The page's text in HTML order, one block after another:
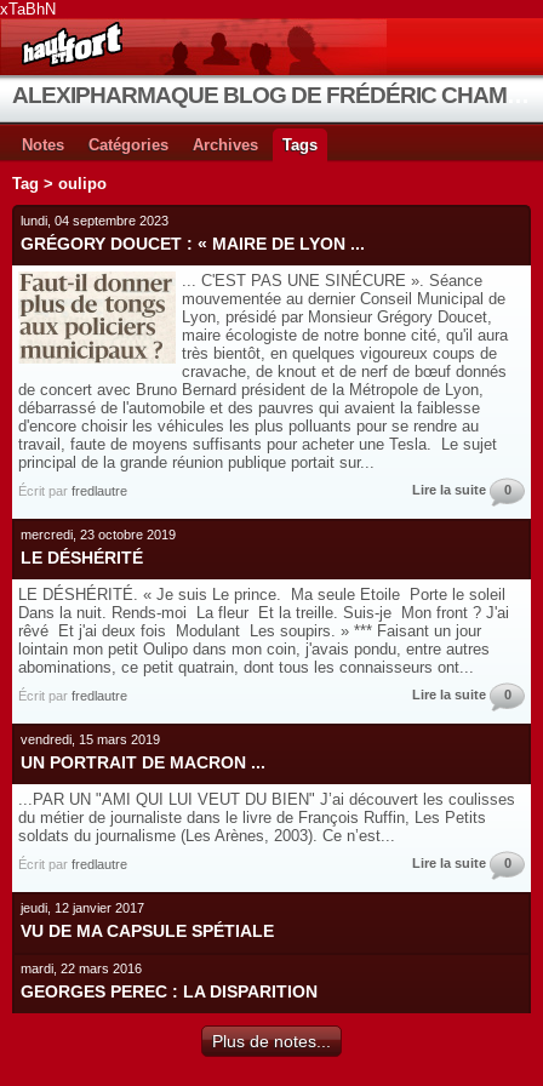
xTaBhN
Notes Catégories Archives Tags
Tag > oulipo
lundi, 04 septembre 2023
GRÉGORY DOUCET : « MAIRE DE LYON ...
... C'EST PAS UNE SINÉCURE ». Séance
mouvementée au dernier Conseil Municipal de
Lyon, présidé par Monsieur Grégory Doucet,
maire écologiste de notre bonne cité, qu'il aura
très bientôt, en quelques vigoureux coups de
cravache, de knout et de nerf de bœuf donnés
de concert avec Bruno Bernard président de la Métropole de Lyon,
débarrassé de l'automobile et des pauvres qui avaient la faiblesse
d'encore choisir les véhicules les plus polluants pour se rendre au
travail, faute de moyens suffisants pour acheter une Tesla. Le sujet
principal de la grande réunion publique portait sur...
Écrit par fredlautre Lire la suite 0
mercredi, 23 octobre 2019
LE DÉSHÉRITÉ
LE DÉSHÉRITÉ. « Je suis Le prince. Ma seule Etoile Porte le soleil
Dans la nuit. Rends-moi La fleur Et la treille. Suis-je Mon front ? J'ai
rêvé Et j'ai deux fois Modulant Les soupirs. » *** Faisant un jour
lointain mon petit Oulipo dans mon coin, j'avais pondu, entre autres
abominations, ce petit quatrain, dont tous les connaisseurs ont...
Écrit par fredlautre Lire la suite 0
vendredi, 15 mars 2019
UN PORTRAIT DE MACRON ...
...PAR UN "AMI QUI LUI VEUT DU BIEN" J’ai découvert les coulisses
du métier de journaliste dans le livre de François Ruffin, Les Petits
soldats du journalisme (Les Arènes, 2003). Ce n’est...
Écrit par fredlautre Lire la suite 0
jeudi, 12 janvier 2017
VU DE MA CAPSULE SPÉTIALE
mardi, 22 mars 2016
GEORGES PEREC : LA DISPARITION
Plus de notes...